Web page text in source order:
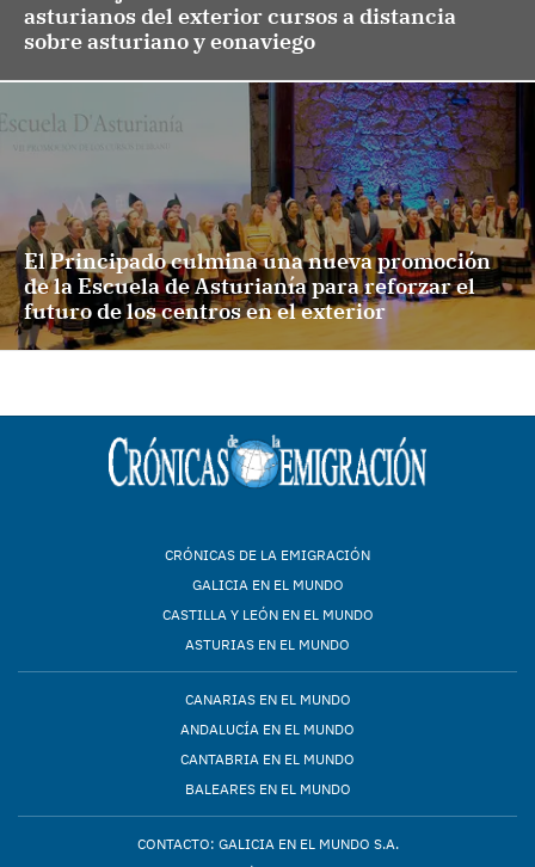
asturianos del exterior cursos a distancia
sobre asturiano y eonaviego
El Principado culmina una nueva promoción
de la Escuela de Asturianía para reforzar el
futuro de los centros en el exterior
CRÓNICAS DE LA EMIGRACIÓN
GALICIA EN EL MUNDO
CASTILLA Y LEÓN EN EL MUNDO
ASTURIAS EN EL MUNDO
CANARIAS EN EL MUNDO
ANDALUCÍA EN EL MUNDO
CANTABRIA EN EL MUNDO
BALEARES EN EL MUNDO
CONTACTO: GALICIA EN EL MUNDO S.A.